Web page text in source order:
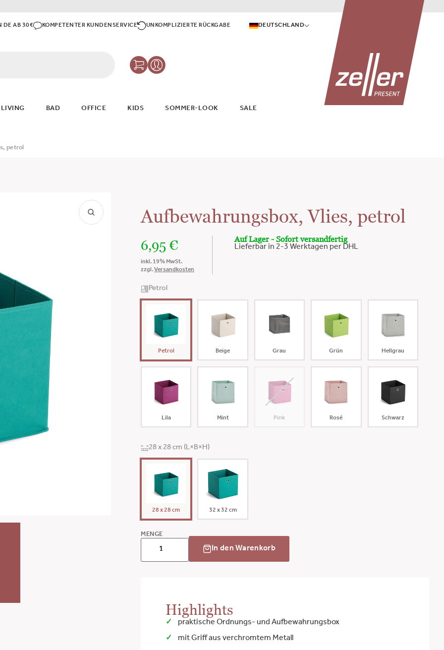
DE AB 30€ KOMPETENTER KUNDENSERVICE UNKOMPLIZIERTE RÜCKGABE DEUTSCHLAND
BAD OFFICE KIDS SOMMER-LOOK SALE
petrol
Aufbewahrungsbox, Vlies, petrol
6,95 €
inkl. 19% MwSt.
zzgl. Versandkosten
Auf Lager - Sofort versandfertig
Lieferbar in 2-3 Werktagen per DHL
Petrol
Petrol Beige Grau Grün Hellgrau
Lila Mint Pink Rosé Schwarz
28 x 28 cm (L×B×H)
28 x 28 cm 32 x 32 cm
MENGE
In den Warenkorb
Highlights
praktische Ordnungs- und Aufbewahrungsbox
mit Griff aus verchromtem Metall